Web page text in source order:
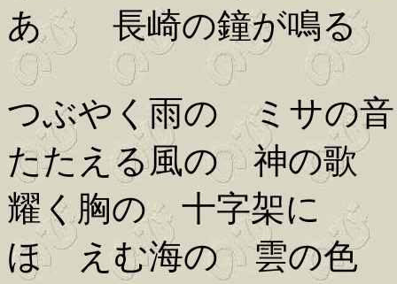
あゝ 長崎の鐘が鳴る
つぶやく雨の ミサの音
たたえる風の 神の歌
耀く胸の 十字架に
ほゝえむ海の 雲の色